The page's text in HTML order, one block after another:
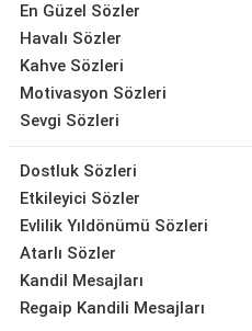
En Güzel Sözler
Havalı Sözler
Kahve Sözleri
Motivasyon Sözleri
Sevgi Sözleri
Dostluk Sözleri
Etkileyici Sözler
Evlilik Yıldönümü Sözleri
Atarlı Sözler
Kandil Mesajları
Regaip Kandili Mesajları